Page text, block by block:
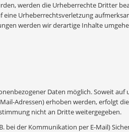
werden die Urheberrechte Dritter
Urheberrechtsverletzung
werden wir derartige Inhalte
Daten möglich. Soweit auf
Adressen) erhoben werden, erfolgt
nicht an Dritte weitergegeben.
der Kommunikation per E-Mail)